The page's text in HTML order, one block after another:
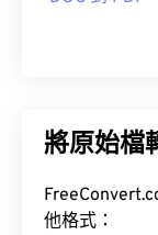
將原始檔
他格式：